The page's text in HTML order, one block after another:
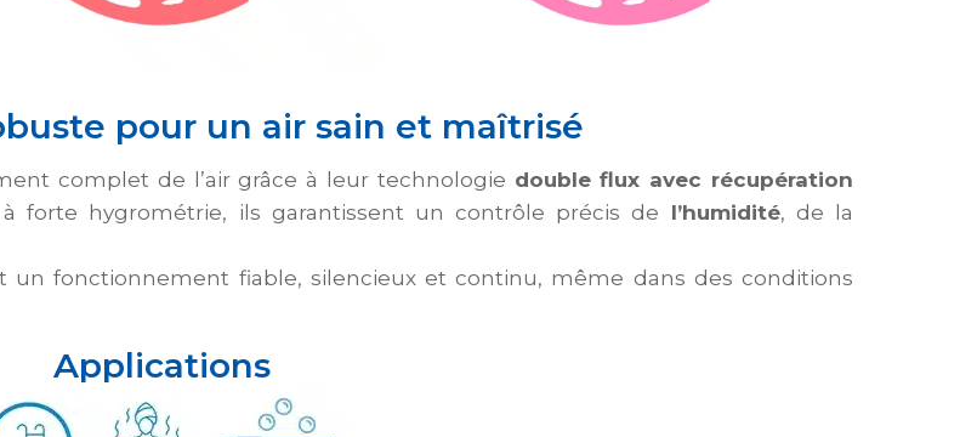
pour un air sain et maîtrisé
complet de l’air grâce à leur technologie double flux avec récupération
forte hygrométrie, ils garantissent un contrôle précis de l’humidité, de la
fonctionnement fiable, silencieux et continu, même dans des conditions
Applications